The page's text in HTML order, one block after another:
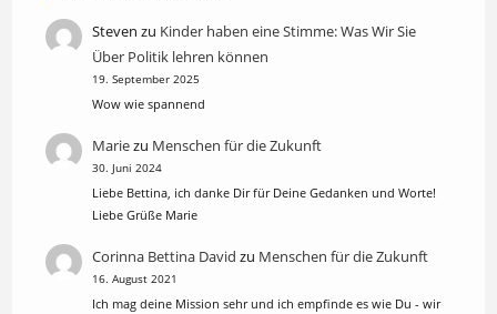
Steven zu Kinder haben eine Stimme: Was Wir Sie
Über Politik lehren können
19. September 2025
Wow wie spannend
Mariezu Menschen für die Zukunft
30. Juni 2024
Liebe Bettina, ich danke Dir für Deine Gedanken und Worte!
Liebe Grüße Marie
Corinna Bettina David zu Menschen für die Zukunft
16. August 2021
Ich mag deine Mission sehr und ich empfinde es wie Du - wir